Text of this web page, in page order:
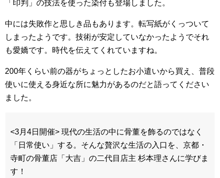
「印判」の技法を使った染付も登場しました。
中には失敗作と思しき品もあります。転写紙がくっついて
しまったようです。技術が安定していなかったようでそれ
も愛嬌です。時代を伝えてくれていますね。
200年くらい前の器がちょっとしたお小遣いから買え、普段
使いに使える身近な所に魅力があるのだと語ってください
ました。
<3月4日開催> 現代の生活の中に骨董を飾るのではなく
「日常使い」する。そんな贅沢な生活の入口を、京都・
寺町の骨董店「大吉」の二代目店主 杉本理さんに学びま
す！